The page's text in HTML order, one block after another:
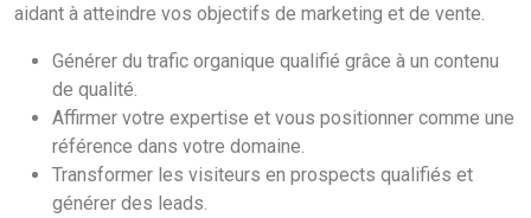
aidant à atteindre vos objectifs de marketing et de vente.
Générer du trafic organique qualifié grâce à un contenu
de qualité.
Affirmer votre expertise et vous positionner comme une
référence dans votre domaine.
Transformer les visiteurs en prospects qualifiés et
générer des leads.